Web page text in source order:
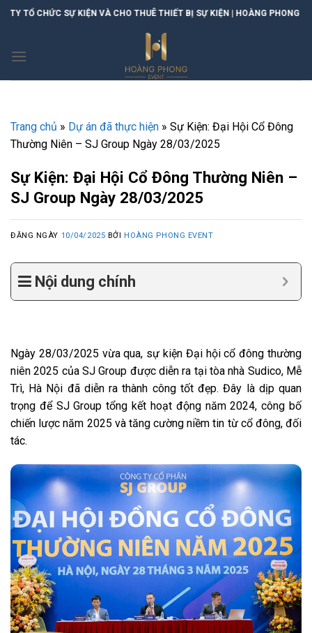
Skip
SỰ KIỆN VÀ CHO THUÊ THIẾT BỊ SỰ KIỆN | HOÀNG PHONG EVENT
Trang chủ » Dự án đã thực hiện » Sự Kiện: Đại Hội Cổ Đông
Thường Niên – SJ Group Ngày 28/03/2025
Sự Kiện: Đại Hội Cổ Đông Thường Niên –
SJ Group Ngày 28/03/2025
ĐĂNG NGÀY 10/04/2025 BỞI HOÀNG PHONG EVENT
Nội dung chính
Ngày 28/03/2025 vừa qua, sự kiện Đại hội cổ đông thường
niên 2025 của SJ Group được diễn ra tại tòa nhà Sudico, Mễ
Trì, Hà Nội đã diễn ra thành công tốt đẹp. Đây là dịp quan
trọng để SJ Group tổng kết hoạt động năm 2024, công bố
chiến lược năm 2025 và tăng cường niềm tin từ cổ đông, đối
tác.